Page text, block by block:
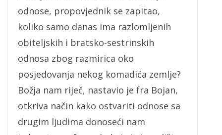
odnose, propovjednik se zapitao,
koliko samo danas ima razlomljenih
obiteljskih i bratsko-sestrinskih
odnosa zbog razmirica oko
posjedovanja nekog komadića zemlje?
Božja nam riječ, nastavio je fra Bojan,
otkriva način kako ostvariti odnose sa
drugim ljudima donoseći nam